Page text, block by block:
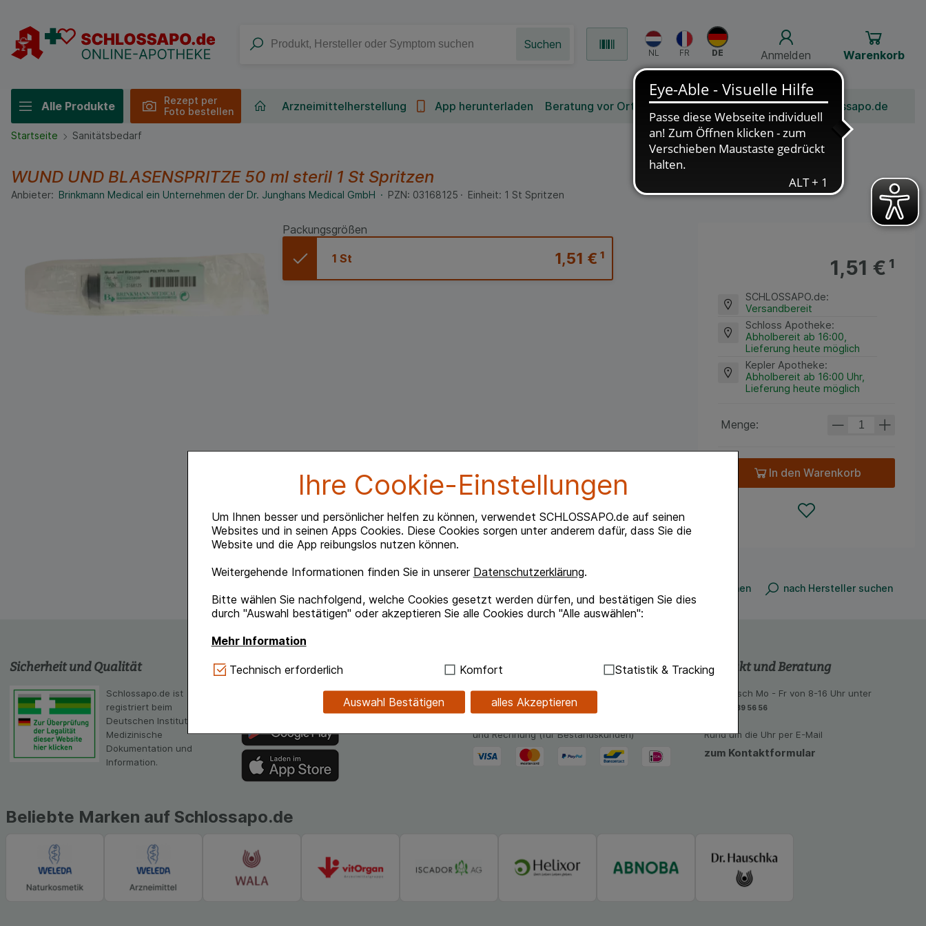
Ihre Cookie-Einstellungen
Um Ihnen besser und persönlicher helfen zu können, verwendet SCHLOSSAPO.de auf seinen
Websites und in seinen Apps Cookies. Diese Cookies sorgen unter anderem dafür, dass Sie die
Website und die App reibungslos nutzen können.
Weitergehende Informationen finden Sie in unserer Datenschutzerklärung.
Bitte wählen Sie nachfolgend, welche Cookies gesetzt werden dürfen, und bestätigen Sie dies
durch "Auswahl bestätigen" oder akzeptieren Sie alle Cookies durch "Alle auswählen":
Mehr Information
Technisch Notwendig:Hierbei handelt es sich um Cookies, die für die Grundfunktionen unserer
verzichtet werden kann.
gestalten, beispielsweise für die Wiedererkennung des Besuchers oder unsere Seite an bevorzugte
Verhaltensweisen (z.B. Spracheinstellung) anzupassen. Komfort-Cookies ermöglichen es uns auch
auf Ihre Bedürfnisse zugeschrittene Inhalte anzuzeigen und unser Partnerprogramm zu betreiben.
Inhalt auf unserer Website aber auch die Werbung auf Drittseiten möglichst relevant für Sie zu
Medien übertragen werden.
Technisch erforderlich Komfort Statistik & Tracking
Auswahl Bestätigen alles Akzeptieren
Anmelden Warenkorb
Suchen
Alle Produkte
Rezept per
Foto bestellen
Arzneimittelherstellung App herunterladen Beratung vor Ort Bonusprogramm Jobs Über Schlossapo.de
Startseite Sanitätsbedarf
WUND UND BLASENSPRITZE 50 ml steril 1 St Spritzen
Anbieter: Brinkmann Medical ein Unternehmen der Dr. Junghans Medical GmbH PZN: 03168125 Einheit: 1 St Spritzen
Packungsgrößen
1 St 1,51 €¹ 1,51 €¹
SCHLOSSAPO.de:
Versandbereit
Schloss Apotheke:
Abholbereit ab 16:00,
Lieferung heute möglich
Kepler Apotheke:
Abholbereit ab 16:00 Uhr,
Lieferung heute möglich
Menge:
In den Warenkorb
nach Produkt suchen nach Hersteller suchen
Sicherheit und Qualität
Schlossapo.de ist
registriert beim
Deutschen Institut für
Medizinische
Dokumentation und
Information.
schlossapo.de-App
Die App von schlossapo.de jetzt mit E-Rezept-
Unsere Zahlungsarten
Bequem und sicher - Wählen Sie aus unseren
verschiedenen Zahlungsmöglichkeiten:
und Rechnung (für Bestandskunden)
Kontakt und Beratung
telefonisch Mo - Fr von 8-16 Uhr unter
06851-939 56 56
Rund um die Uhr per E-Mail
zum Kontaktformular
Beliebte Marken auf Schlossapo.de